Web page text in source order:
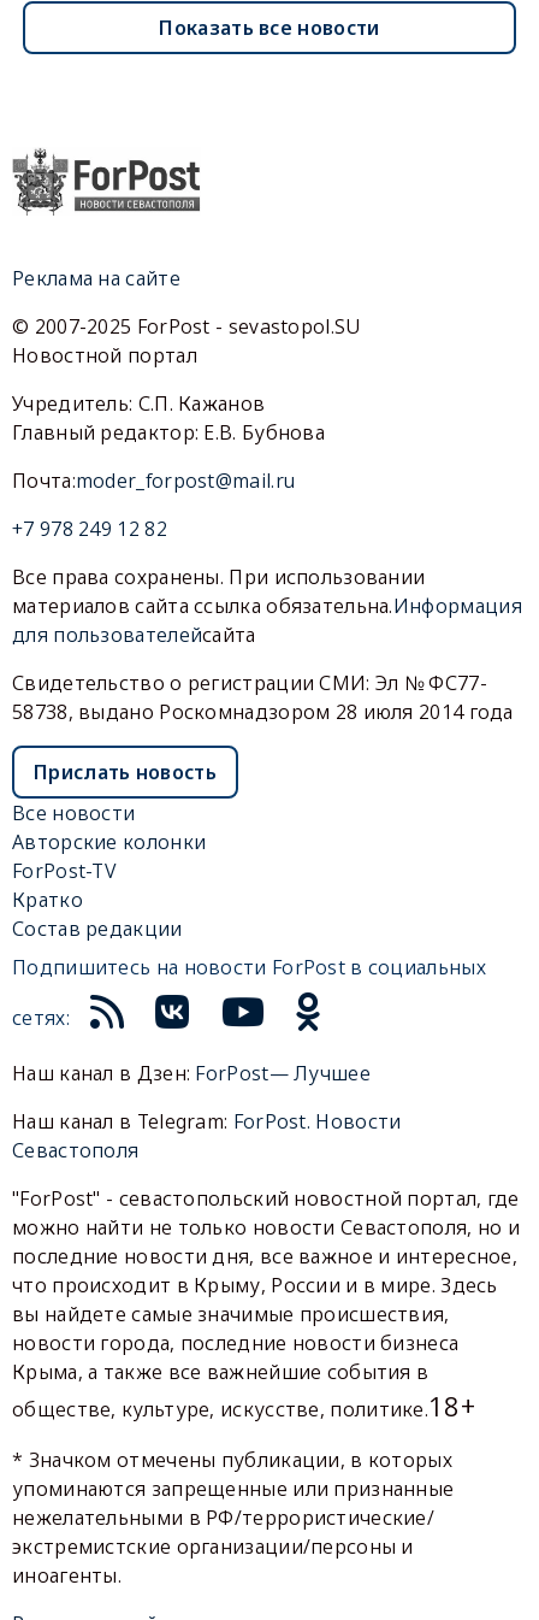
Показать все новости
Реклама на сайте
© 2007-2025 ForPost - sevastopol.SU
Новостной портал
Учредитель: С.П. Кажанов
Главный редактор: Е.В. Бубнова
Почта:moder_forpost@mail.ru
+7 978 249 12 82
Все права сохранены. При использовании
материалов сайта ссылка обязательна.Информация
для пользователейсайта
Свидетельство о регистрации СМИ: Эл № ФС77-
58738, выдано Роскомнадзором 28 июля 2014 года
Прислать новость
Все новости
Авторские колонки
ForPost-TV
Кратко
Состав редакции
Подпишитесь на новости ForPost в социальных
сетях:
Наш канал в Дзен: ForPost— Лучшее
Наш канал в Telegram: ForPost. Новости
Севастополя
"ForPost" - севастопольский новостной портал, где
можно найти не только новости Севастополя, но и
последние новости дня, все важное и интересное,
что происходит в Крыму, России и в мире. Здесь
вы найдете самые значимые происшествия,
новости города, последние новости бизнеса
Крыма, а также все важнейшие события в
обществе, культуре, искусстве, политике.18+
* Значком отмечены публикации, в которых
упоминаются запрещенные или признанные
нежелательными в РФ/террористические/
экстремистские организации/персоны и
иноагенты.